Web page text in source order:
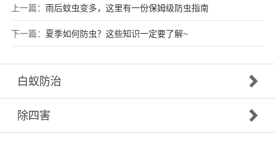
上一篇： 雨后蚊虫变多，这里有一份保姆级防虫指南
下一篇： 夏季如何防虫？这些知识一定要了解~
白蚁防治
除四害